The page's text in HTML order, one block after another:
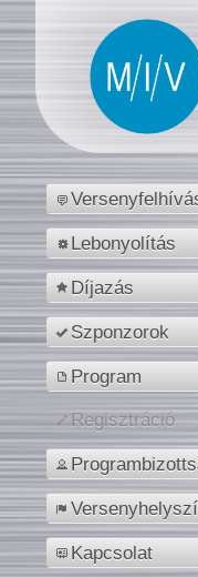
Lebonyolítás
Díjazás
Szponzorok
Program
Regisztráció
Kapcsolat